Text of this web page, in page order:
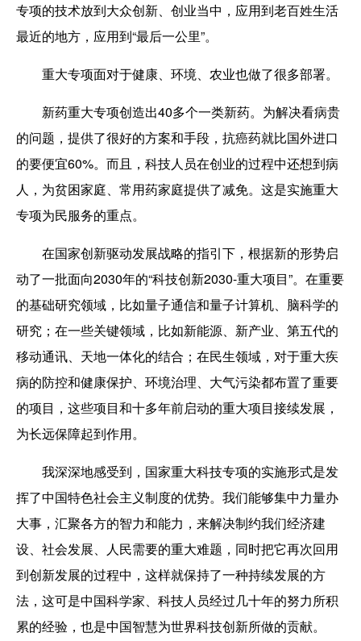
专项的技术放到大众创新、创业当中，应用到老百姓生活
最近的地方，应用到“最后一公里”。
重大专项面对于健康、环境、农业也做了很多部署。
新药重大专项创造出40多个一类新药。为解决看病贵
的问题，提供了很好的方案和手段，抗癌药就比国外进口
的要便宜60%。而且，科技人员在创业的过程中还想到病
人，为贫困家庭、常用药家庭提供了减免。这是实施重大
专项为民服务的重点。
在国家创新驱动发展战略的指引下，根据新的形势启
动了一批面向2030年的“科技创新2030-重大项目”。在重要
的基础研究领域，比如量子通信和量子计算机、脑科学的
研究；在一些关键领域，比如新能源、新产业、第五代的
移动通讯、天地一体化的结合；在民生领域，对于重大疾
病的防控和健康保护、环境治理、大气污染都布置了重要
的项目，这些项目和十多年前启动的重大项目接续发展，
为长远保障起到作用。
我深深地感受到，国家重大科技专项的实施形式是发
挥了中国特色社会主义制度的优势。我们能够集中力量办
大事，汇聚各方的智力和能力，来解决制约我们经济建
设、社会发展、人民需要的重大难题，同时把它再次回用
到创新发展的过程中，这样就保持了一种持续发展的方
法，这可是中国科学家、科技人员经过几十年的努力所积
累的经验，也是中国智慧为世界科技创新所做的贡献。